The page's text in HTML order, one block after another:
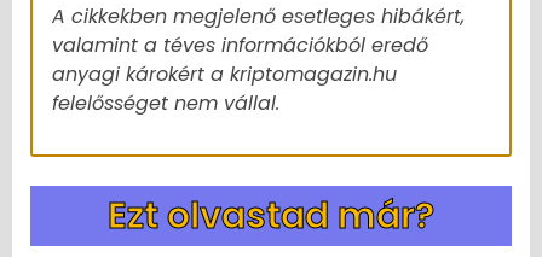
A cikkekben megjelenő esetleges hibákért,
valamint a téves információkból eredő
anyagi károkért a kriptomagazin.hu
felelősséget nem vállal.
Ezt olvastad már?